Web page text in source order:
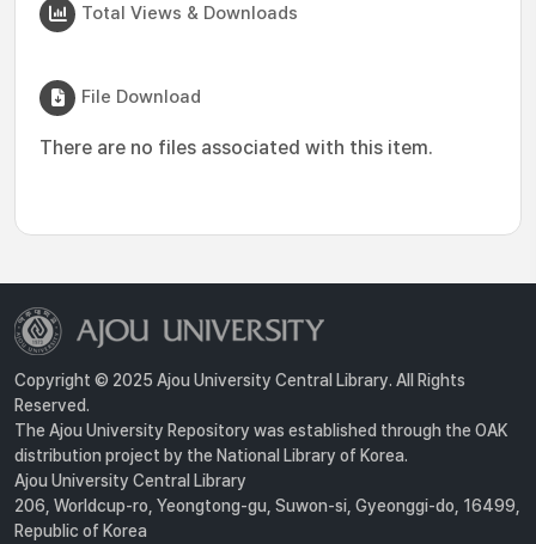
Total Views & Downloads
File Download
There are no files associated with this item.
Copyright © 2025 Ajou University Central Library. All Rights
Reserved.
The Ajou University Repository was established through the OAK
distribution project by the National Library of Korea.
Ajou University Central Library
206, Worldcup-ro, Yeongtong-gu, Suwon-si, Gyeonggi-do, 16499,
Republic of Korea